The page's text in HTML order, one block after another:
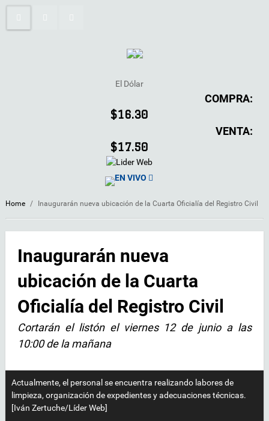
El Dólar
COMPRA:
$16.30
VENTA:
$17.50
EN VIVO
Home / Inaugurarán nueva ubicación de la Cuarta Oficialía del Registro Civil
Inaugurarán nueva
ubicación de la Cuarta
Oficialía del Registro Civil
Cortarán el listón el viernes 12 de junio a las
10:00 de la mañana
Actualmente, el personal se encuentra realizando labores de
limpieza, organización de expedientes y adecuaciones técnicas.
[Iván Zertuche/Líder Web]